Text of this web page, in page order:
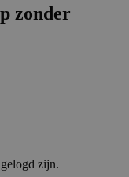
zonder
zijn.